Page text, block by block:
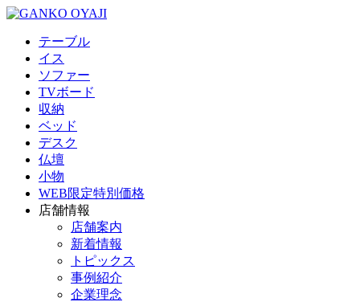
テーブル
イス
ソファー
TVボード
収納
ベッド
デスク
仏壇
小物
WEB限定特別価格
店舗情報
店舗案内
新着情報
トピックス
事例紹介
企業理念